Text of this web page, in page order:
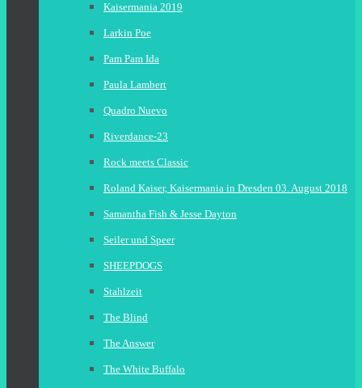
Kaisermania 2019
Larkin Poe
Pam Pam Ida
Paula Lambert
Quadro Nuevo
Riverdance-23
Rock meets Classic
Roland Kaiser, Kaisermania in Dresden 03. August 2018
Samantha Fish & Jesse Dayton
Seiler und Speer
SHEEPDOGS
Stahlzeit
The Blind
The Answer
The White Buffalo